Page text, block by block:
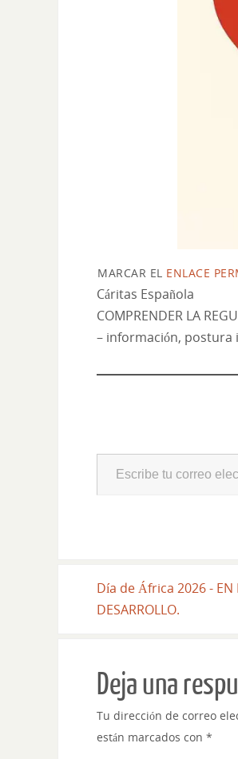
MARCAR EL ENLACE
Cáritas Española
COMPRENDER LA
– información, postura
Día de África 2026 - EN
DESARROLLO.
Deja una
Tu dirección de correo
están marcados con *